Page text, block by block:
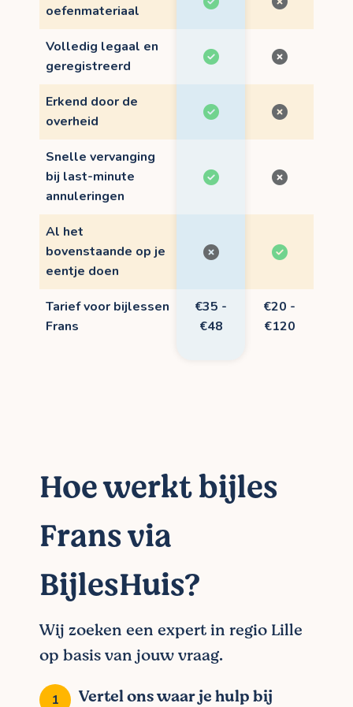
oefenmateriaal
Volledig legaal en
geregistreerd
Erkend door de
overheid
Snelle vervanging
bij last-minute
annuleringen
Al het
bovenstaande op je
eentje doen
Tarief voor bijlessen
Frans
€35 -
€48
€20 -
€120
Hoe werkt bijles
Frans via
BijlesHuis?
Wij zoeken een expert in regio Lille
op basis van jouw vraag.
Vertel ons waar je hulp bij